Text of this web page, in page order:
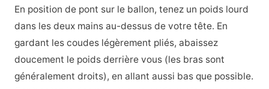
En position de pont sur le ballon, tenez un poids lourd
dans les deux mains au-dessus de votre tête. En
gardant les coudes légèrement pliés, abaissez
doucement le poids derrière vous (les bras sont
généralement droits), en allant aussi bas que possible.